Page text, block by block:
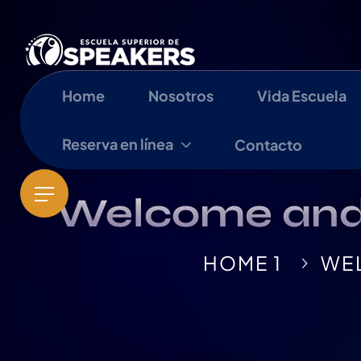
Home Nosotros Vida Escuela
Reserva en línea Contacto
Welcome
HOME 1